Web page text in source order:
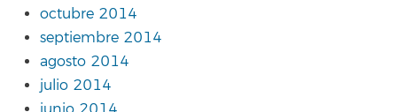
octubre 2014
septiembre 2014
agosto 2014
julio 2014